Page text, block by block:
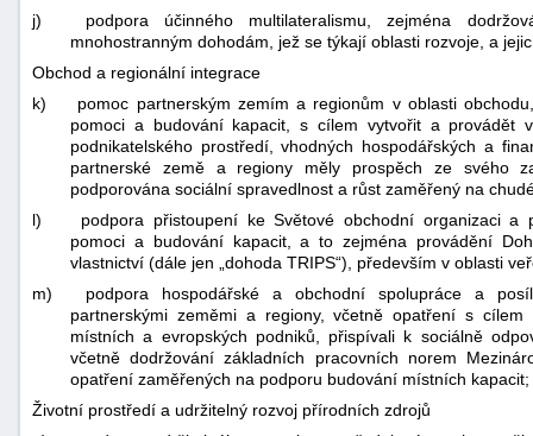
j)
podpora účinného multilateralismu, zejména
mnohostranným dohodám, jež se týkají oblasti rozvoje, a
Obchod a regionální integrace
k)
pomoc partnerským zemím a regionům v oblasti
pomoci a budování kapacit, s cílem vytvořit a provádět
podnikatelského prostředí, vhodných hospodářských a
partnerské země a regiony měly prospěch ze svého
podporována sociální spravedlnost a růst zaměřený na
l)
podpora přistoupení ke Světové obchodní organizaci a
pomoci a budování kapacit, a to zejména provádění
vlastnictví (dále jen „dohoda TRIPS“), především v oblasti
m)
podpora hospodářské a obchodní spolupráce a
partnerskými zeměmi a regiony, včetně opatření s
místních a evropských podniků, přispívali k sociálně
včetně dodržování základních pracovních norem
opatření zaměřených na podporu budování místních kapacit;
Životní prostředí a udržitelný rozvoj přírodních zdrojů